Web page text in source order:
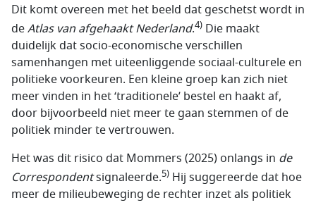
Dit komt overeen met het beeld dat geschetst wordt in
deAtlas van afgehaakt Nederland.4) Die maakt
duidelijk dat socio-economische verschillen
samenhangen met uiteenliggende sociaal-culturele en
politieke voorkeuren. Een kleine groep kan zich niet
meer vinden in het ‘traditionele’ bestel en haakt af,
door bijvoorbeeld niet meer te gaan stemmen of de
politiek minder te vertrouwen.
Het was dit risico dat Mommers (2025) onlangs in de
Correspondentsignaleerde.5) Hij suggereerde dat hoe
meer de milieubeweging de rechter inzet als politiek